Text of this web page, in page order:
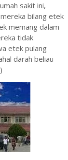
sakit ini,
bilang etek
memang dalam
tidak
etek pulang
darah beliau